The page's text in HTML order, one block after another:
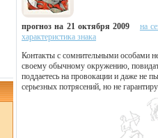
прогноз на 21 октября 2009
на
характеристика знака
Контакты с сомнительными особами
своему обычному окружению,
поддаетесь на провокации и даже не
серьезных потрясений, но не